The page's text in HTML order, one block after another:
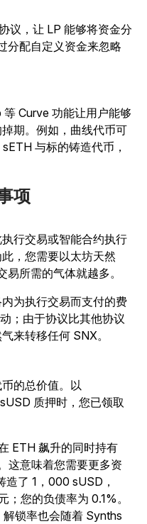
议，让 LP 能够将资金分
分配自定义资金来忽略
Curve 功能让用户能够
期。例如，曲线代币可
与标的铸造代币，
项
行交易或智能合约执行
，您需要以太坊天然
所需的气体就越多。
为执行交易而支付的费
；由于协议比其他协议
来转移任何 SNX。
的总价值。以
质押时，您已领取
ETH 飙升的同时持有
这意味着您需要更多资
了 1，000 sUSD，
您的负债率为 0.1%。
锁率也会随着 Synths